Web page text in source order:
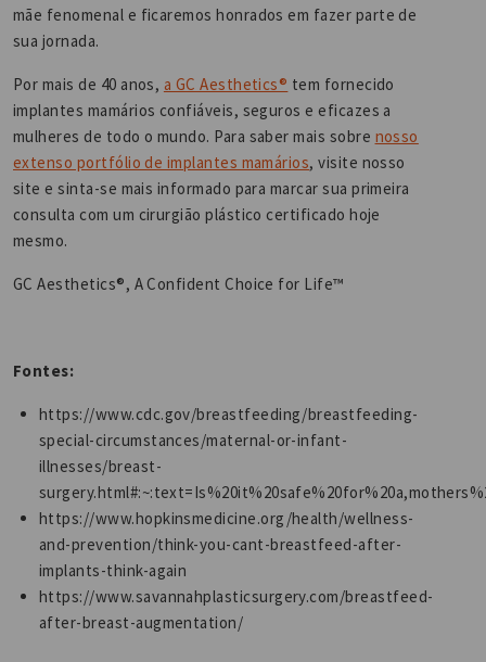
mãe fenomenal e ficaremos honrados em fazer parte de
sua jornada.
Por mais de 40 anos, a GC Aesthetics® tem fornecido
implantes mamários confiáveis, seguros e eficazes a
mulheres de todo o mundo. Para saber mais sobre nosso
extenso portfólio de implantes mamários, visite nosso
site e sinta-se mais informado para marcar sua primeira
consulta com um cirurgião plástico certificado hoje
mesmo.
GC Aesthetics®️, A Confident Choice for Life™️
Fontes:
https://www.cdc.gov/breastfeeding/breastfeeding-
special-circumstances/maternal-or-infant-
illnesses/breast-
https://www.hopkinsmedicine.org/health/wellness-
and-prevention/think-you-cant-breastfeed-after-
implants-think-again
https://www.savannahplasticsurgery.com/breastfeed-
after-breast-augmentation/